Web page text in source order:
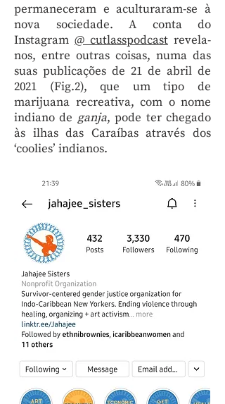
permaneceram e aculturaram-se à
nova sociedade. A conta do
Instagram @ cutlasspodcast revela-
nos, entre outras coisas, numa das
suas publicações de 21 de abril de
2021 (Fig.2), que um tipo de
marijuana recreativa, com o nome
indiano de ganja, pode ter chegado
às ilhas das Caraíbas através dos
‘coolies’ indianos.